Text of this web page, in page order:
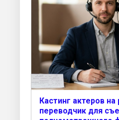
Кастинг актеров на
переводчик для